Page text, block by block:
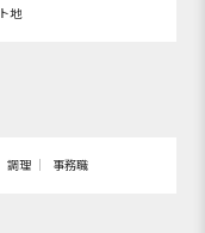
地
調理 事務職